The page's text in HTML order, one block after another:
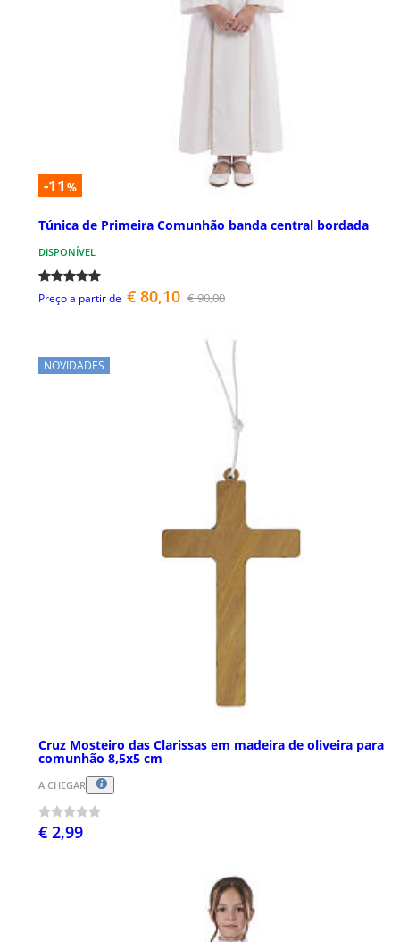
-11 %
Túnica de Primeira Comunhão banda central bordada
DISPONÍVEL
Preço a partir de € 80,10 € 90,00
NOVIDADES
Cruz Mosteiro das Clarissas em madeira de oliveira para
comunhão 8,5x5 cm
A CHEGAR
€ 2,99